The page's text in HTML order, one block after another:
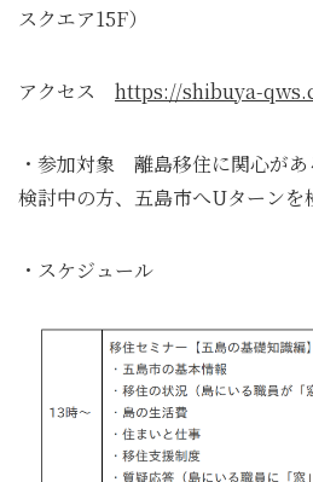
スクエア15F）
アクセス https://shibuya-
・参加対象 離島移住に関心が
検討中の方、五島市へUターンを
・スケジュール